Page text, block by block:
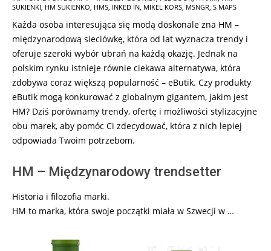
12-
31
SUKIENKI, HM SUKIENKO, HMS, INKED IN, MIKEL KORS, MSNGR, S MAPS
Każda osoba interesująca się modą doskonale zna HM –
międzynarodową sieciówkę, która od lat wyznacza trendy i
oferuje szeroki wybór ubrań na każdą okazję. Jednak na
polskim rynku istnieje równie ciekawa alternatywa, która
zdobywa coraz większą popularność – eButik. Czy produkty
eButik mogą konkurować z globalnym gigantem, jakim jest
HM? Dziś porównamy trendy, ofertę i możliwości stylizacyjne
obu marek, aby pomóc Ci zdecydować, która z nich lepiej
odpowiada Twoim potrzebom.
HM – Międzynarodowy trendsetter
Historia i filozofia marki.
HM to marka, która swoje początki miała w Szwecji w …